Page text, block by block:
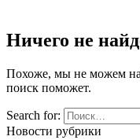
Ничего не
Похоже, мы не можем
поиск поможет.
Search for:
Новости рубрики